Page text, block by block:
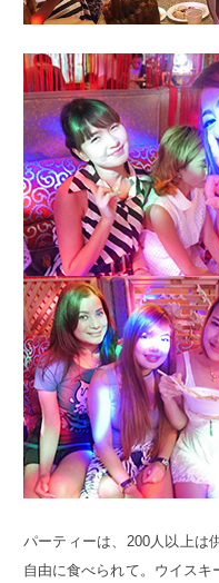
パーティーは、200人以上は
自由に食べられて。ウイス